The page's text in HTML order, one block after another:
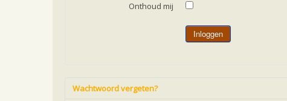
Onthoud mij
Inloggen
Wachtwoord vergeten?